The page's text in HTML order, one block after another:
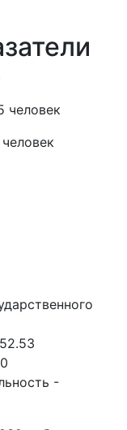
человек
-